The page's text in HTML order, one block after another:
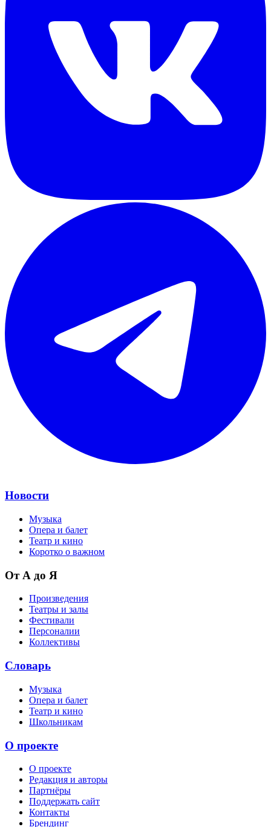
Новости
Музыка
Опера и балет
Театр и кино
Коротко о важном
От А до Я
Произведения
Театры и залы
Фестивали
Персоналии
Коллективы
Словарь
Музыка
Опера и балет
Театр и кино
Школьникам
О проекте
О проекте
Редакция и авторы
Партнёры
Поддержать сайт
Контакты
Брендинг